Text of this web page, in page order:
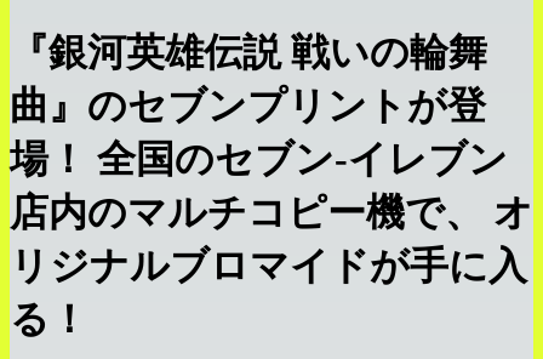
『銀河英雄伝説 戦いの輪舞
曲』のセブンプリントが登
場！ 全国のセブン‐イレブン
店内のマルチコピー機で、 オ
リジナルブロマイドが手に入
る！